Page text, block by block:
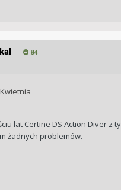
84
lat Certine DS Action Diver z
żadnych problemów.